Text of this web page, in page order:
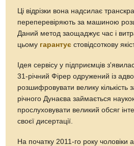
Ці відрізки вона надсилає
переперевіряють за машиною
Даний метод заощаджує час і
цьому гарантує стовідсоткову
Ідея сервісу у підприємців
31-річний Фірер одружений із
розшифровувати велику кількість
річного Дунаєва займається
прослуховувати великий обсяг
своєї дисертації.
На початку 2011-го року чоловіки